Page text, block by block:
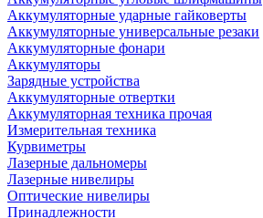
Аккумуляторные ударные гайковерты
Аккумуляторные универсальные резаки
Аккумуляторные фонари
Аккумуляторы
Зарядные устройства
Аккумуляторные отвертки
Аккумуляторная техника прочая
Измерительная техника
Курвиметры
Лазерные дальномеры
Лазерные нивелиры
Оптические нивелиры
Принадлежности